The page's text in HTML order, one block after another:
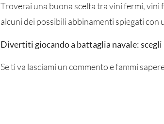
Troverai una buona scelta tra vini fermi,
alcuni dei possibili abbinamenti spiegati
Divertiti giocando a battaglia navale:
Se ti va lasciami un commento e fammi